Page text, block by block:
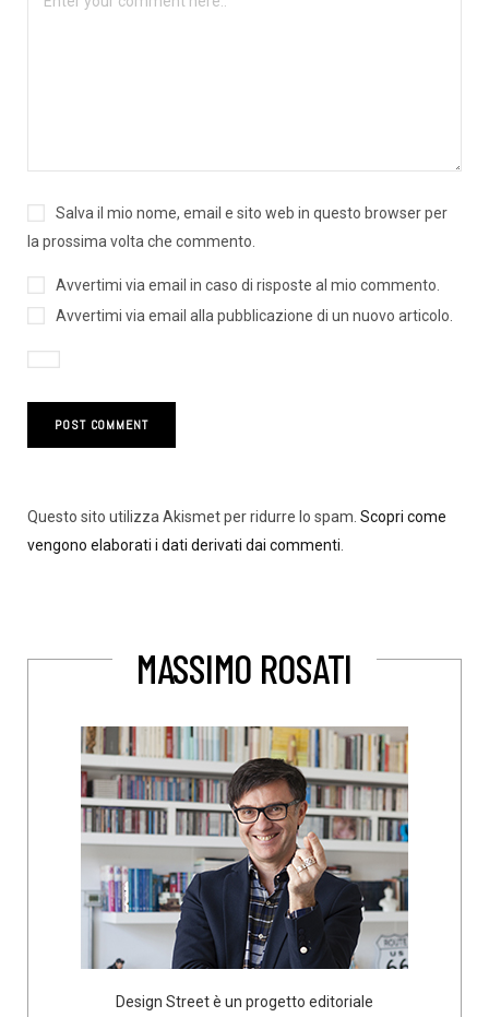
Salva il mio nome, email e sito web in questo browser per
la prossima volta che commento.
Avvertimi via email in caso di risposte al mio commento.
Avvertimi via email alla pubblicazione di un nuovo articolo.
Questo sito utilizza Akismet per ridurre lo spam. Scopri come
vengono elaborati i dati derivati dai commenti.
MASSIMO ROSATI
Design Street è un progetto editoriale